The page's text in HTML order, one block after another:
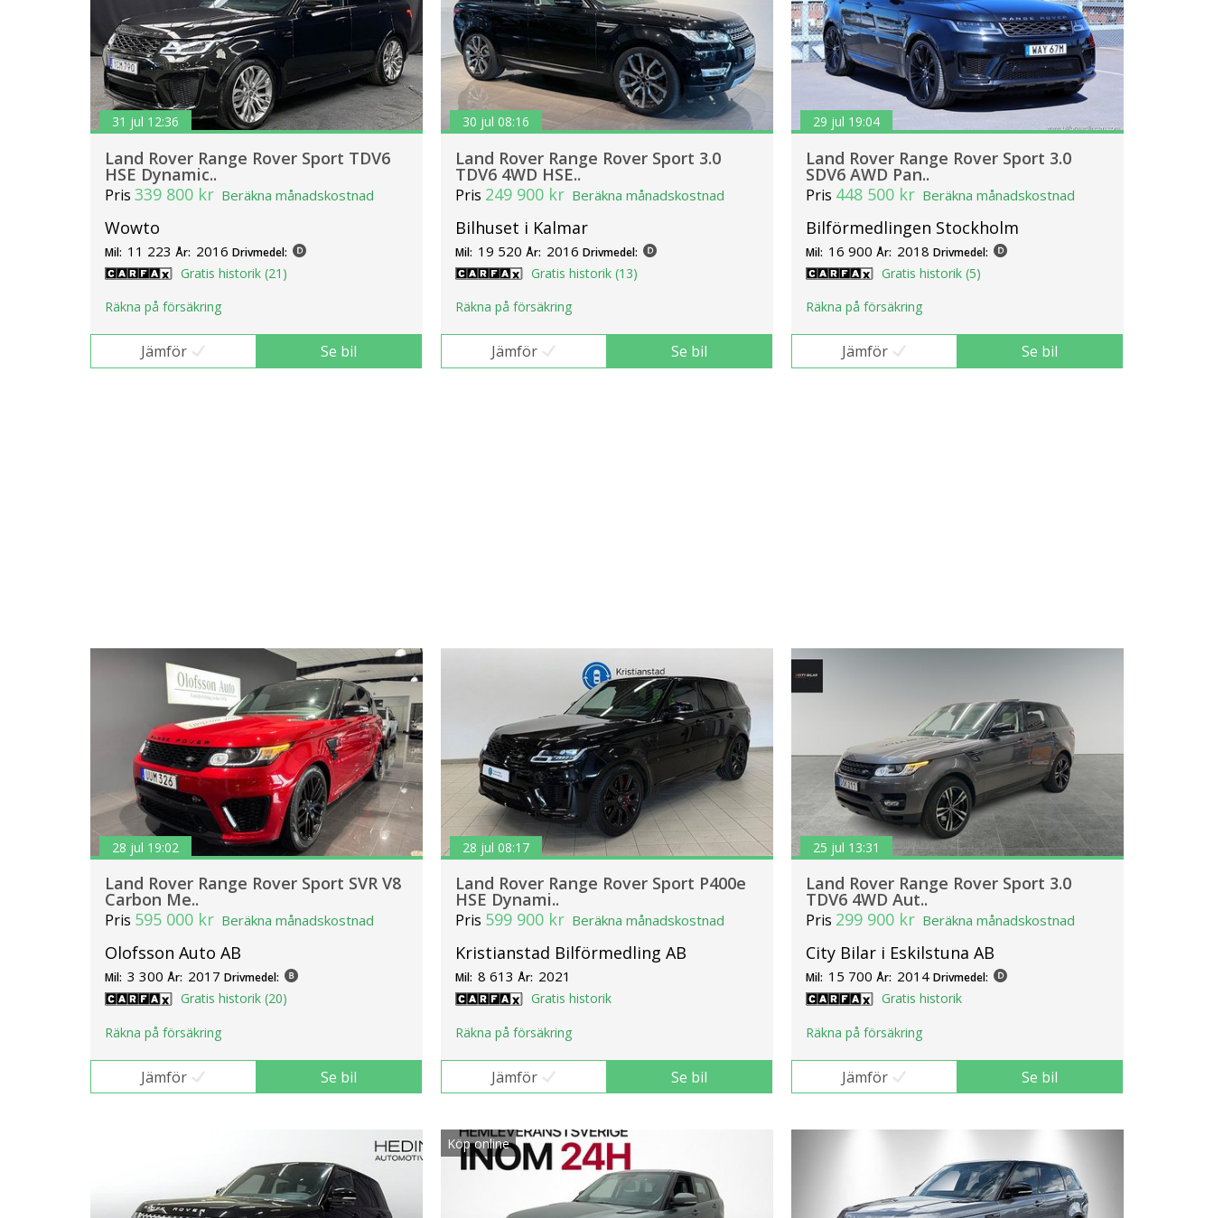
31 jul 12:36
Land Rover Range Rover Sport TDV6
HSE Dynamic..
Pris 339 800 kr Beräkna månadskostnad
Wowto
Mil: 11 223 År: 2016 Drivmedel:
Gratis historik (21)
Räkna på försäkring
Jämför Se bil
30 jul 08:16
Land Rover Range Rover Sport 3.0
TDV6 4WD HSE..
Pris 249 900 kr Beräkna månadskostnad
Bilhuset i Kalmar
Mil: 19 520 År: 2016 Drivmedel:
Gratis historik (13)
Räkna på försäkring
Jämför Se bil
29 jul 19:04
Land Rover Range Rover Sport 3.0
SDV6 AWD Pan..
Pris 448 500 kr Beräkna månadskostnad
Bilförmedlingen Stockholm
Mil: 16 900 År: 2018 Drivmedel:
Gratis historik (5)
Räkna på försäkring
Jämför Se bil
28 jul 19:02
Land Rover Range Rover Sport SVR V8
Carbon Me..
Pris 595 000 kr Beräkna månadskostnad
Olofsson Auto AB
Mil: 3 300 År: 2017 Drivmedel:
Gratis historik (20)
Räkna på försäkring
Jämför Se bil
28 jul 08:17
Land Rover Range Rover Sport P400e
HSE Dynami..
Pris 599 900 kr Beräkna månadskostnad
Kristianstad Bilförmedling AB
Mil: 8 613 År: 2021
Gratis historik
Räkna på försäkring
Jämför Se bil
25 jul 13:31
Land Rover Range Rover Sport 3.0
TDV6 4WD Aut..
Pris 299 900 kr Beräkna månadskostnad
City Bilar i Eskilstuna AB
Mil: 15 700 År: 2014 Drivmedel:
Gratis historik
Räkna på försäkring
Jämför Se bil
Köp online